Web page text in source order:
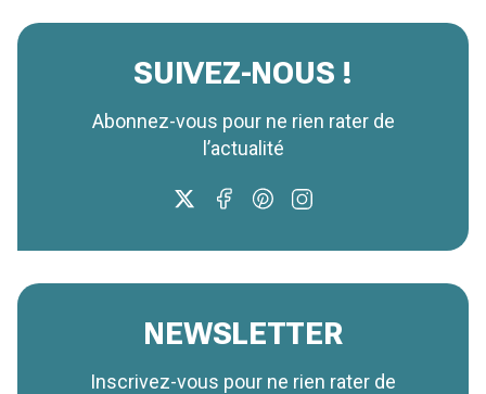
SUIVEZ-NOUS !
Abonnez-vous pour ne rien rater de
l’actualité
NEWSLETTER
Inscrivez-vous pour ne rien rater de